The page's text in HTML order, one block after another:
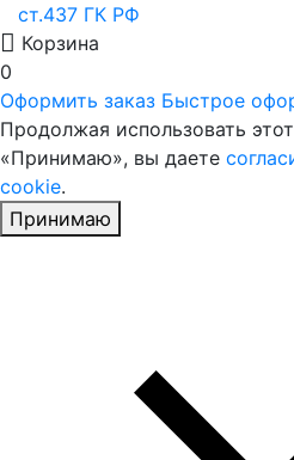
ст.437 ГК РФ
Корзина
0
Оформить заказ Быстрое
Продолжая использовать
«Принимаю», вы даете
cookie.
Принимаю